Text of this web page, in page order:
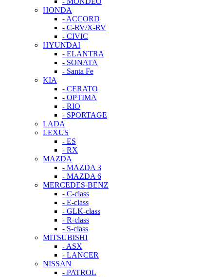
HONDA
- ACCORD
- C-RV/X-RV
- CIVIC
HYUNDAI
- ELANTRA
- SONATA
- Santa Fe
KIA
- CERATO
- OPTIMA
- RIO
- SPORTAGE
LADA
LEXUS
- ES
- RX
MAZDA
- MAZDA 3
- MAZDA 6
MERCEDES-BENZ
- C-class
- E-class
- GLK-class
- R-class
- S-class
MITSUBISHI
- ASX
- LANCER
NISSAN
- PATROL